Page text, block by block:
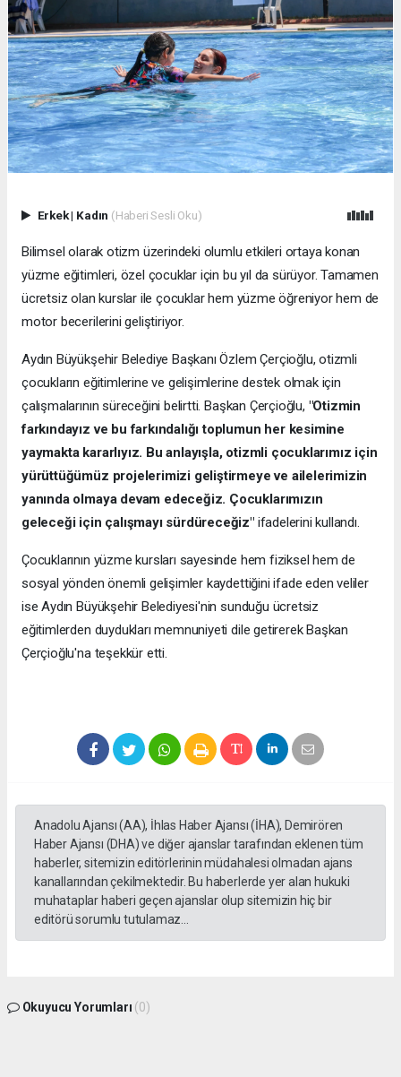
Erkek| Kadın (Haberi Sesli Oku)
Bilimsel olarak otizm üzerindeki olumlu etkileri ortaya konan
yüzme eğitimleri, özel çocuklar için bu yıl da sürüyor. Tamamen
ücretsiz olan kurslar ile çocuklar hem yüzme öğreniyor hem de
motor becerilerini geliştiriyor.
Aydın Büyükşehir Belediye Başkanı Özlem Çerçioğlu, otizmli
çocukların eğitimlerine ve gelişimlerine destek olmak için
çalışmalarının süreceğini belirtti. Başkan Çerçioğlu, "Otizmin
farkındayız ve bu farkındalığı toplumun her kesimine
yaymakta kararlıyız. Bu anlayışla, otizmli çocuklarımız için
yürüttüğümüz projelerimizi geliştirmeye ve ailelerimizin
yanında olmaya devam edeceğiz. Çocuklarımızın
geleceği için çalışmayı sürdüreceğiz"ifadelerini kullandı.
Çocuklarının yüzme kursları sayesinde hem fiziksel hem de
sosyal yönden önemli gelişimler kaydettiğini ifade eden veliler
ise Aydın Büyükşehir Belediyesi'nin sunduğu ücretsiz
eğitimlerden duydukları memnuniyeti dile getirerek Başkan
Çerçioğlu'na teşekkür etti.
Anadolu Ajansı (AA), İhlas Haber Ajansı (İHA), Demirören
Haber Ajansı (DHA) ve diğer ajanslar tarafından eklenen tüm
haberler, sitemizin editörlerinin müdahalesi olmadan ajans
kanallarından çekilmektedir. Bu haberlerde yer alan hukuki
muhataplar haberi geçen ajanslar olup sitemizin hiç bir
editörü sorumlu tutulamaz...
Okuyucu Yorumları (0)